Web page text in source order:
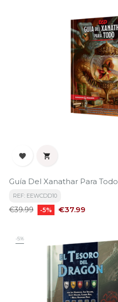
 
Guía Del Xanathar Para Todo
REF: EEWCDD10
Regular
€39.99 -5% Price
€37.99
-5%